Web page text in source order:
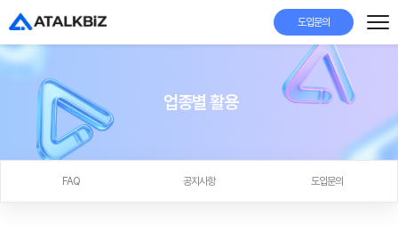
도입문의
업종별 활용
FAQ 공지사항 도입문의